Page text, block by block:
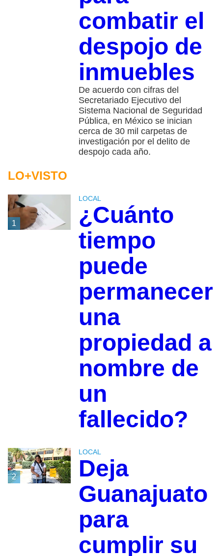
combatir el
despojo de
inmuebles
De acuerdo con cifras del
Secretariado Ejecutivo del
Sistema Nacional de Seguridad
Pública, en México se inician
cerca de 30 mil carpetas de
investigación por el delito de
despojo cada año.
LO+VISTO
1
LOCAL
¿Cuánto
tiempo
puede
permanecer
una
propiedad a
nombre de
un
fallecido?
2
LOCAL
Deja
Guanajuato
para
cumplir su